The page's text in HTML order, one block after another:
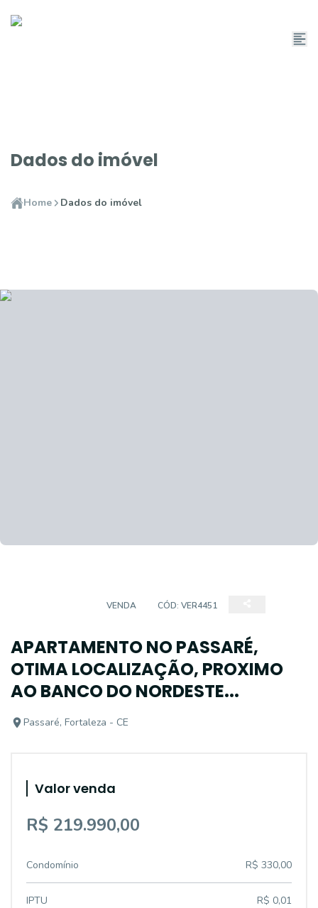
Dados do imóvel
Home Dados do imóvel
VENDA CÓD: VER4451
APARTAMENTO NO PASSARÉ,
OTIMA LOCALIZAÇÃO, PROXIMO
AO BANCO DO NORDESTE...
Passaré, Fortaleza - CE
Valor venda
R$ 219.990,00
Condomínio R$ 330,00
IPTU R$ 0,01